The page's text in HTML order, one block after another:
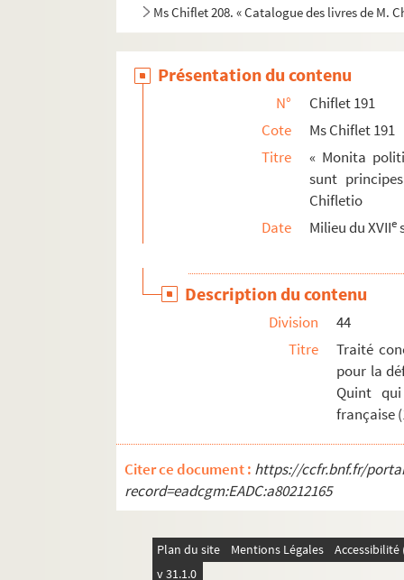
Ms Chiflet 208. « Catalogue des livres de M.
Présentation du contenu
N°
Chiflet 191
Cote
Ms Chiflet 191
Titre
« Monita
sunt
Chifletio
Date
Milieu du XVIIe
Description du contenu
Division
44
Titre
Traité
pour la
Quint
française
Citer ce document : https://ccfr.bnf.fr/
record=eadcgm:EADC:a80212165
Plan du site Mentions Légales
v 31.1.0